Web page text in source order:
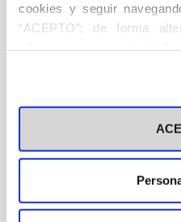
cookies y seguir
“ACEPTO”; de forma
en el botón "Personalizar".
visitar nuestra Política de
funda en los logros del
última de lo real; nunca en
de un mundo que oscila
una alegría esperanzada:
sombras. El lema interpela
fuese una persona, y tiene
Los católicos no